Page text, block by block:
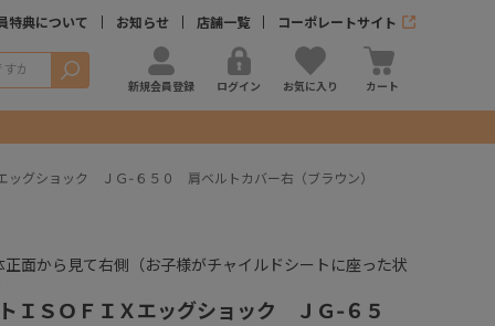
特典について お知らせ 店舗一覧 コーポレートサイト
検索
新規会員登録 ログイン お気に入り カート
ッグショック ＪＧ-６５０ 肩ベルトカバー右（ブラウン）
面から見て右側（お子様がチャイルドシートに座った状
ＩＳＯＦＩＸエッグショック ＪＧ-６５